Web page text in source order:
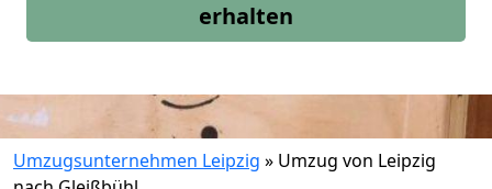
erhalten
Umzugsunternehmen Leipzig » Umzug von Leipzig